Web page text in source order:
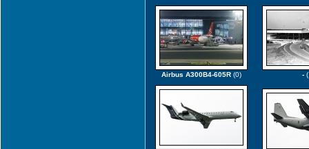
Airbus A300B4-605R (0) -